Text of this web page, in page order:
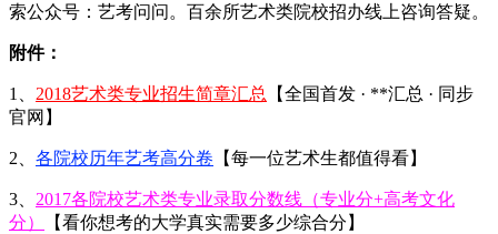
索公众号：艺考问问。百余所艺术类院校招办线上咨询答疑。
附件：
1、 2018艺术类专业招生简章汇总
【全国首发 · **汇总 · 同步
官网】
2、 各院校历年艺考高分卷 【每一位艺术生都值得看】
3、 2017各院校艺术类专业录取分数线（专业分+高考文化
分）
【看你想考的大学真实需要多少综合分】